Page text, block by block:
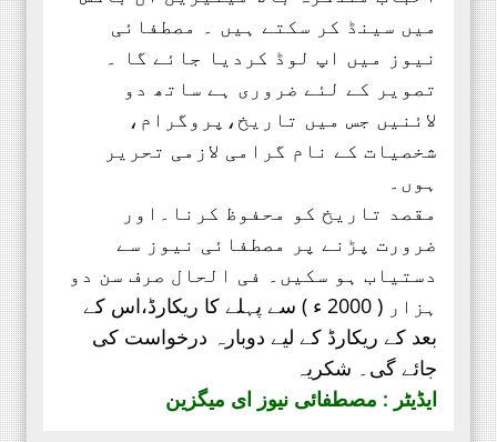
میں سینڈ کر سکتے ہیں ۔ مصطفائی
نیوز میں اپ لوڈ کردیا جائے گا ۔
تصویر کے لئے ضروری ہے ساتھ دو
لائنیں جس میں تاریخ،پروگرام،
شخصیات کے نام گرامی لازمی تحریر
ہوں۔
مقصد تاریخ کو محفوظ کرنا۔اور
ضرورت پڑنے پر مصطفائی نیوز سے
دستیاب ہو سکیں۔ فی الحال صرف سن دو
ہزار ( 2000 ء ) سے پہلے کا ریکارڈ،
اس کے
بعد کے ریکارڈ کے لیے دوبارہ درخواست کی
جائے گی۔ شکریہ
ایڈیٹر : مصطفائی نیوز ای میگزین